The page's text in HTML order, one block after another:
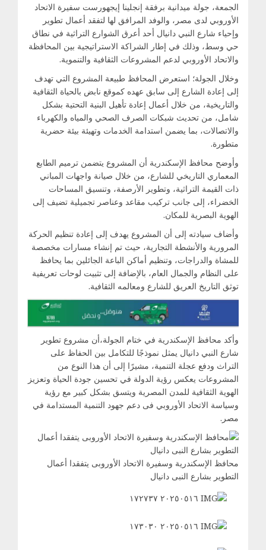
الجمعة، جولة ميدانية برفقة إنجلينا إيجهورست سفيرة الاتحاد
الأوروبي لدى مصر، والوفد المرافق لها لتفقد أعمال تطوير
وإحياء شارع النبي دانيال أحد أعرق الشوارع التراثية في نطاق
حي وسط، وذلك في إطار الشراكة الاستراتيجية بين المحافظة
والاتحاد الأوروبي لدعم المشروعات الثقافية والتنموية.
وخلال الجولة؛ استعرض المحافظ طبيعة المشروع التي تهدف
إلى إعادة الشارع إلى سابق عهده كموقع نابض بالحياة الثقافية
والتاريخية، من خلال أعمال إعادة تأهيل البنية التحتية بشكل
شامل، من تحديث شبكات الصرف الصحي والمياه والكهرباء
والاتصالات، بما يضمن استدامة الخدمات وتهيئة بيئة حضرية
متطورة.
وأوضح محافظ الإسكندرية أن المشروع يتضمن ترميم الطابع
المعماري التاريخي للشارع، من خلال صيانة واجهات المباني
ذات القيمة التراثية، وتطوير الأرصفة، وتنسيق المساحات
الخضراء، إلى جانب تركيب مقاعد وعناصر تجميلية تضيف إلى
الهوية البصرية للمكان.
وأضاف سيادته إلى أن المشروع يهدف إلى إعادة تنظيم الحركة
المرورية والأنشطة التجارية، حيث تم إنشاء مسارات مخصصة
للمشاة والدراجات، وتنظيم أماكن الباعة الجائلين بما يحافظ
على النظام والجمال العام، بالإضافة إلى تثبيت لوحات تعريفية
توثق التاريخ العريق للشارع ومعالمه الثقافية.
وأكد محافظ الإسكندرية في ختام الجولة،أن مشروع تطوير
شارع النبي دانيال يمثل نموذجًا للتكامل بين الحفاظ على
التراث ودفع عجلة التنمية، مشيرًا إلى أن هذا النوع من
المشروعات يعكس رؤية الدولة في تحسين جودة الحياة وتعزيز
الهوية الثقافية للمدن المصرية ويتسق بشكل كبير مع رؤية
وسياسة الاتحاد الأوروبي فى دعم جهود التنمية المستدامة في
مصر.
محافظ الإسكندرية وسفيرة الاتحاد الأوروبى يتفقدا أعمال
التطوير بشارع النبى دانيال